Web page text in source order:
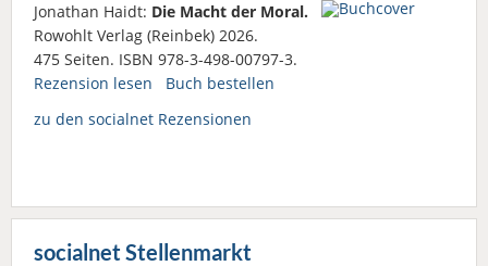
Jonathan Haidt: Die Macht der Moral.
Rowohlt Verlag (Reinbek) 2026.
475 Seiten. ISBN 978-3-498-00797-3.
Rezension lesen
Buch bestellen
zu den socialnet Rezensionen
socialnet Stellenmarkt